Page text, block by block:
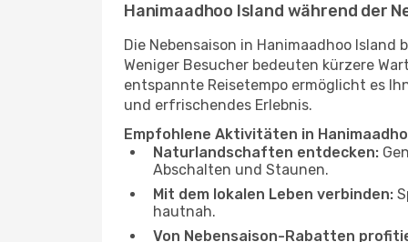
Hanimaadhoo Island während der
Die Nebensaison in Hanimaadhoo
Weniger Besucher bedeuten kürzere
entspannte Reisetempo ermöglicht es
und erfrischendes Erlebnis.
Empfohlene Aktivitäten in
Naturlandschaften entdecken:
Abschalten und Staunen.
Mit dem lokalen Leben verbinden:
hautnah.
Von Nebensaison-Rabatten